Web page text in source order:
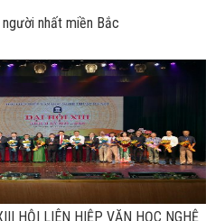
nhất miền Bắc
HỘI LIÊN HIỆP VĂN HỌC NGHỆ